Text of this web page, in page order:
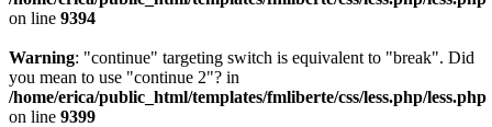
on line 9394
Warning: "continue" targeting switch is equivalent to "break". Did
you mean to use "continue 2"? in
/home/erica/public_html/templates/fmliberte/css/less.php/less.php
on line 9399